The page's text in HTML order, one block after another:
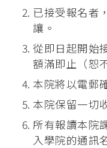
已接受報名者
讓。
從即日起開始
額滿即止（恕
本院將以電郵
本院保留一切
所有報讀本院
入學院的通訊